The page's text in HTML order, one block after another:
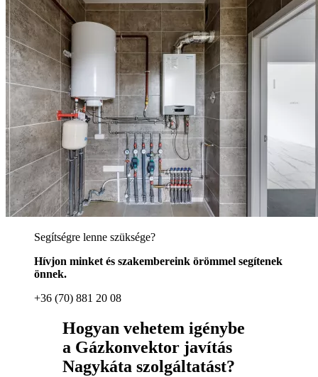
Segítségre lenne szüksége?
Hívjon minket és szakembereink örömmel segítenek
önnek.
+36 (70) 881 20 08
Hogyan vehetem igénybe
a Gázkonvektor javítás
Nagykáta szolgáltatást?